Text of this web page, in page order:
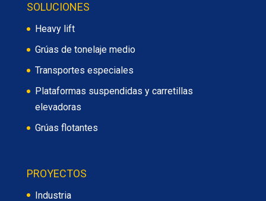
SOLUCIONES
Heavy lift
Grúas de tonelaje medio
Transportes especiales
Plataformas suspendidas y carretillas
elevadoras
Grúas flotantes
PROYECTOS
Industria